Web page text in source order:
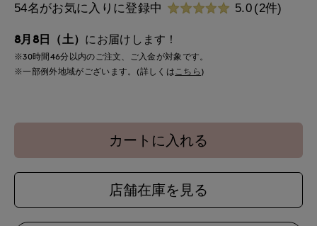
54名がお気に入りに登録中 5.0 (2件)
8月8日（土） にお届けします！
※30時間46分以内のご注文、ご入金が対象です。
※一部例外地域がございます。(詳しくは こちら )
カートに入れる
店舗在庫を見る